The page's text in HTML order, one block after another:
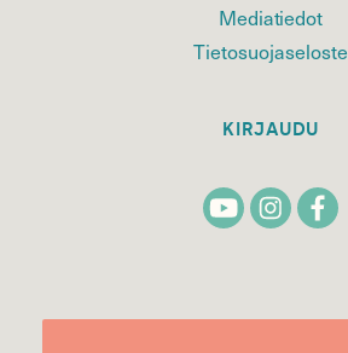
Mediatiedot
Tietosuojaseloste
KIRJAUDU